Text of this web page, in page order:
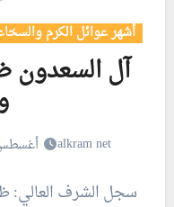
أشهر عوائل الكرم
آل السعدون
alkram net أغسطس 27,
سجل الشرف العالي: